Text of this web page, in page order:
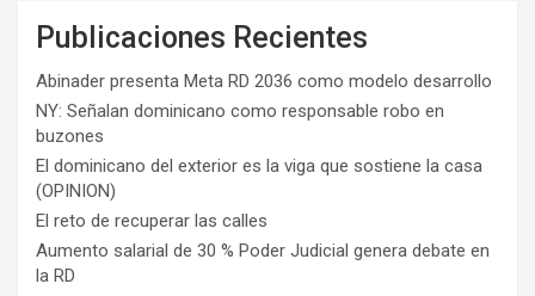
Publicaciones Recientes
Abinader presenta Meta RD 2036 como modelo desarrollo
NY: Señalan dominicano como responsable robo en
buzones
El dominicano del exterior es la viga que sostiene la casa
(OPINION)
El reto de recuperar las calles
Aumento salarial de 30 % Poder Judicial genera debate en
la RD